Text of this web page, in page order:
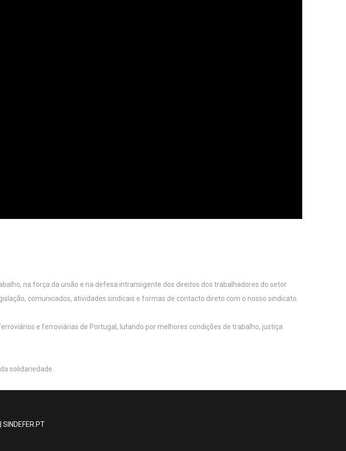
na força da união e na defesa intransigente dos direitos dos trabalhadores do setor
comunicados, atividades sindicais e formas de contacto direto com o nosso sindicato.
e ferroviárias de Portugal, lutando por melhores condições de trabalho, justiça
solidariedade.